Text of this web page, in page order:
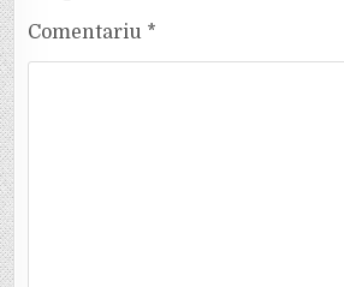
Comentariu *